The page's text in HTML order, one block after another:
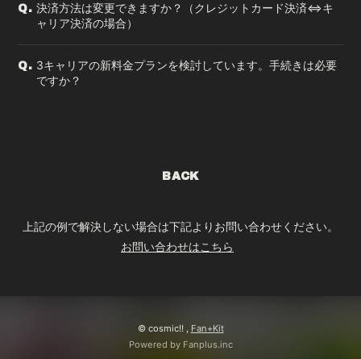
Q. 決済方法は変更できますか？（クレジットカード決済⇔キ
ャリア決済の場合）
Q. 3キャリアの新料金プランを検討しています。手続きは必要
ですか？
BACK
上記の例で解決しない場合は下記よりお問い合わせください。
お問い合わせはこちら
© cosmic!! , Fan+Kit
Powered by Fanplus.inc